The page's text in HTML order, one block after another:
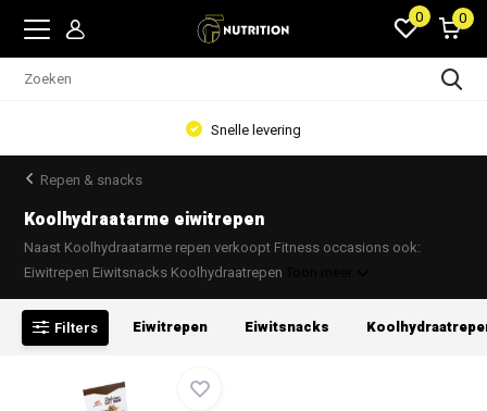
0 0
Snelle levering
Repen & snacks
Koolhydraatarme eiwitrepen
Naast Koolhydraatarme repen verkoopt Fitness occasions ook:
Eiwitrepen Eiwitsnacks Koolhydraatrepen
Filters Eiwitrepen Eiwitsnacks